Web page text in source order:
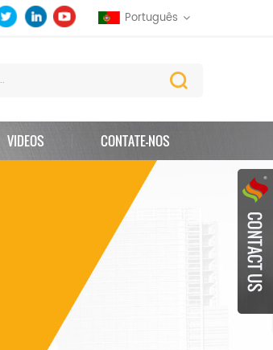
Português
VIDEOS CONTATE-NOS